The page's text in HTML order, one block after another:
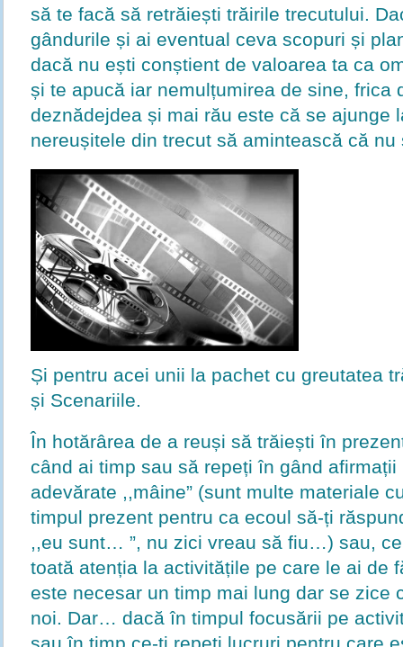
să te facă să retrăiești trăirile trecutului.
gândurile și ai eventual ceva scopuri și
dacă nu ești conștient de valoarea ta ca
și te apucă iar nemulțumirea de sine, frica
deznădejdea și mai rău este că se ajunge
nereușitele din trecut să amintească că
Și pentru acei unii la pachet cu greutatea
și Scenariile.
În hotărârea de a reuși să trăiești în
când ai timp sau să repeți în gând
adevărate ,,mâine” (sunt multe materiale
timpul prezent pentru ca ecoul să-ți
,,eu sunt… ”, nu zici vreau să fiu…) sau,
toată atenția la activitățile pe care le ai de
este necesar un timp mai lung dar se zice
noi. Dar… dacă în timpul focusării pe